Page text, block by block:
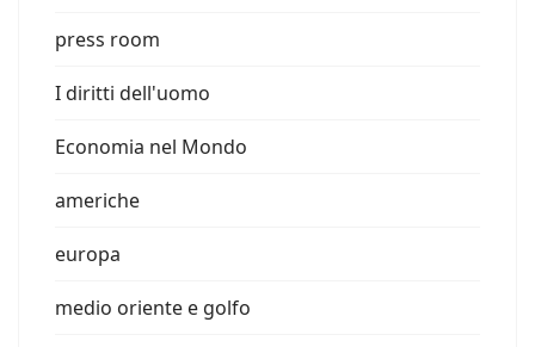
press room
I diritti dell'uomo
Economia nel Mondo
americhe
europa
medio oriente e golfo